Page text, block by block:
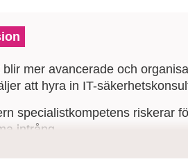
blir mer avancerade och
att hyra in IT-
specialistkompetens riskerar
intrång.
anlita erfarna konsulter kan du